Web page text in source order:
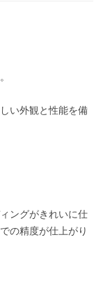
い外観と性能を備
ングがきれいに仕
の精度が仕上がり